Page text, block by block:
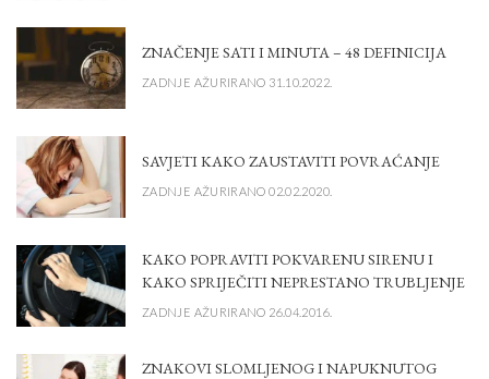
ZNAČENJE SATI I MINUTA – 48 DEFINICIJA
ZADNJE AŽURIRANO 31.10.2022.
SAVJETI KAKO ZAUSTAVITI POVRAĆANJE
ZADNJE AŽURIRANO 02.02.2020.
KAKO POPRAVITI POKVARENU SIRENU I
KAKO SPRIJEČITI NEPRESTANO TRUBLJENJE
ZADNJE AŽURIRANO 26.04.2016.
ZNAKOVI SLOMLJENOG I NAPUKNUTOG